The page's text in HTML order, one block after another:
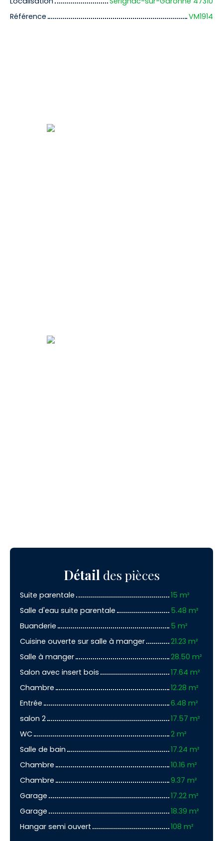
Référence
VM1914
Détail des pièces
Suite parentale
15 m²
Salle d'eau suite parentale
5.48 m²
Buanderie
5 m²
Cuisine ouverte sur salle à manger
21.23 m²
Salle à manger
28.50 m²
Salon avec insert bois
17.64 m²
Chambre
12.28 m²
Entrée
6.48 m²
salon 2
17.57 m²
WC
2 m²
Salle de bain
17.24 m²
Chambre
10.16 m²
Chambre
9.37 m²
Garage
17.22 m²
Garage
18.39 m²
Hangar semi ouvert
108 m²